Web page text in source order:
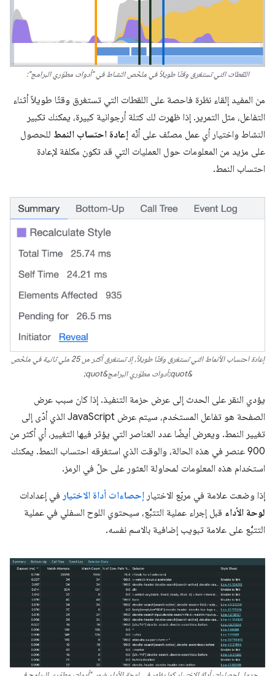
اللقطات التي تستغرق وقتًا طويلاً في ملخّص النشاط في "أدوات مطوّري البرامج":
من المفيد إلقاء نظرة فاحصة على اللقطات التي تستغرق وقتًا طويلاً أثناء
التفاعل، مثل التمرير. إذا ظهرت لك كتلة أرجوانية كبيرة، يمكنك تكبير
النشاط واختيار أي عمل مصنّف على أنّه إعادة احتساب النمط للحصول
على مزيد من المعلومات حول العمليات التي قد تكون مكلفة لإعادة
احتساب النمط.
إعادة احتساب الأنماط التي تستغرق وقتًا طويلاً، إذ تستغرق أكثر من 25 ملي ثانية في ملخّص
&quot;أدوات مطوّري البرامج&quot;
يؤدي النقر على الحدث إلى عرض حزمة التنفيذ. إذا كان سبب عرض
الصفحة هو تفاعل المستخدم، سيتم عرض JavaScript الذي أدّى إلى
تغيير النمط. ويعرض أيضًا عدد العناصر التي يؤثر فيها التغيير، أي أكثر من
900 عنصر في هذه الحالة، والوقت الذي استغرقه احتساب النمط. يمكنك
استخدام هذه المعلومات لمحاولة العثور على حلّ في الرمز.
إذا وضعت علامة في مربّع الاختيار إحصاءات أداة الاختيار في إعدادات
لوحة الأداء قبل إجراء عملية التتبُّع، سيحتوي اللوح السفلي في عملية
التتبُّع على علامة تبويب إضافية بالاسم نفسه.